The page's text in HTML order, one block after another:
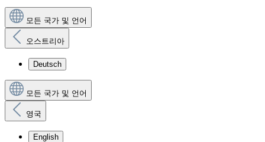
모든 국가 및 언어
오스트리아
Deutsch
모든 국가 및 언어
영국
English